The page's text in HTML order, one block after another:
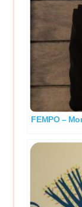
FEMPO –